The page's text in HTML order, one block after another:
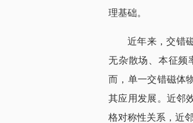
理基础。
近年来，交错
无杂散场、本征频
而，单一交错磁体
其应用发展。近邻
格对称性关系，近